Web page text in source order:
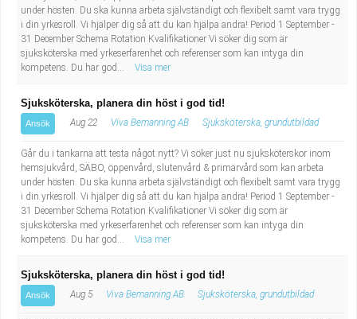
under hösten. Du ska kunna arbeta självständigt och flexibelt samt vara trygg
i din yrkesroll. Vi hjälper dig så att du kan hjälpa andra! Period 1 September -
31 December Schema Rotation Kvalifikationer Vi söker dig som är
sjuksköterska med yrkeserfarenhet och referenser som kan intyga din
kompetens. Du har god...
Visa mer
Sjuksköterska, planera din höst i god tid!
Ansök Aug 22 Viva Bemanning AB Sjuksköterska, grundutbildad
Går du i tankarna att testa något nytt? Vi söker just nu sjuksköterskor inom
hemsjukvård, SÄBO, öppenvård, slutenvård & primärvård som kan arbeta
under hösten. Du ska kunna arbeta självständigt och flexibelt samt vara trygg
i din yrkesroll. Vi hjälper dig så att du kan hjälpa andra! Period 1 September -
31 December Schema Rotation Kvalifikationer Vi söker dig som är
sjuksköterska med yrkeserfarenhet och referenser som kan intyga din
kompetens. Du har god...
Visa mer
Sjuksköterska, planera din höst i god tid!
Ansök Aug 5 Viva Bemanning AB Sjuksköterska, grundutbildad